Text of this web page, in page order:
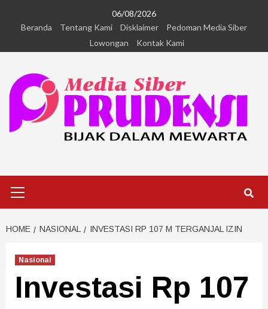
06/08/2026
Beranda
Tentang Kami Disklaimer
Pedoman Media Siber
Lowongan
Kontak Kami
HOME NASIONAL INVESTASI RP 107 M TERGANJAL IZIN
Nasional
Investasi Rp 107